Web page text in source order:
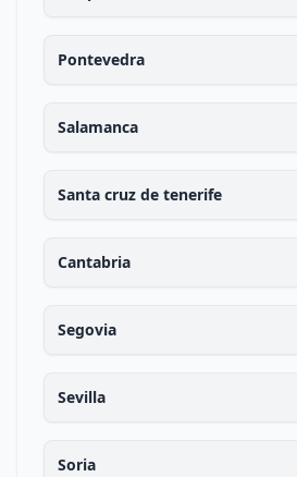
Pontevedra
Salamanca
Santa cruz de tenerife
Cantabria
Segovia
Sevilla
Soria